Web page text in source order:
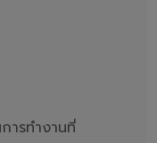
ารทำงานที่